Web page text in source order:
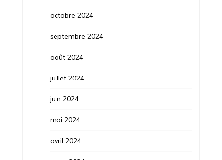
octobre 2024
septembre 2024
août 2024
juillet 2024
juin 2024
mai 2024
avril 2024